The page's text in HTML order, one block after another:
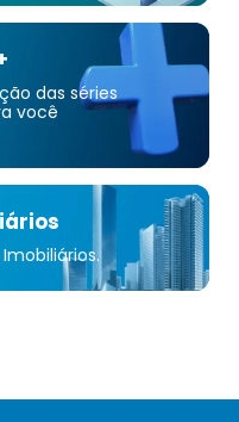
das séries
você